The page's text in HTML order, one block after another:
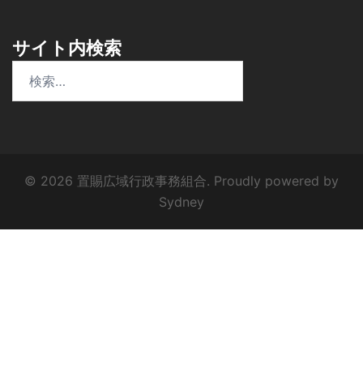
サイト内検索
© 2026 置賜広域行政事務組合. Proudly powered by
Sydney